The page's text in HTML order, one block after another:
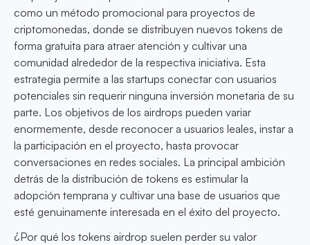
como un método promocional para proyectos de
criptomonedas, donde se distribuyen nuevos tokens de
forma gratuita para atraer atención y cultivar una
comunidad alrededor de la respectiva iniciativa. Esta
estrategia permite a las startups conectar con usuarios
potenciales sin requerir ninguna inversión monetaria de su
parte. Los objetivos de los airdrops pueden variar
enormemente, desde reconocer a usuarios leales, instar a
la participación en el proyecto, hasta provocar
conversaciones en redes sociales. La principal ambición
detrás de la distribución de tokens es estimular la
adopción temprana y cultivar una base de usuarios que
esté genuinamente interesada en el éxito del proyecto.
¿Por qué los tokens airdrop suelen perder su valor